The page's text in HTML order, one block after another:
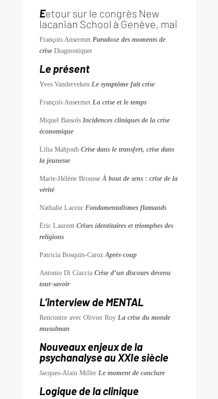
Eetour sur le congrès New
lacanian School à Genève, mai
François Ansermet Paradoxe des moments de
crise Diagnostiquer
Le présent
Yves Vanderveken Le symptôme fait crise
François Ansermet La crise et le temps
Miquel Bassols Incidences cliniques de la crise
économique
Lilia Mahjoub Crise dans le transfert, crise dans
la jeunesse
Marie-Hélène BrousseÀ bout de sens : crise de la
vérité
Nathalie Laceur Fondamentalismes flamands
Éric Laurent Crises identitaires et triomphes des
religions
Patricia Bosquin-CarozAprès-coup
Antonio Di Ciaccia Crise d’un discours devenu
tout-savoir
L’interview de MENTAL
Rencontre avec Olivier Roy La crise du monde
musulman
Nouveaux enjeux de la
psychanalyse au XXIe siècle
Jacques-Alain Miller Le moment de conclure
Logique de la clinique